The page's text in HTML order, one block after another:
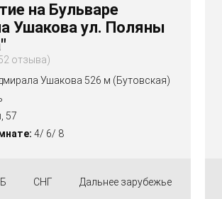
на Бульваре
Ушакова ул. Поляны
отзыва
Ушакова 526 м (Бутовская)
57
4/ 6/ 8
СНГ Дальнее зарубежье